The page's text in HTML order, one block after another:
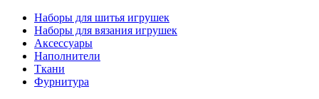
Наборы для шитья игрушек
Наборы для вязания игрушек
Аксессуары
Наполнители
Ткани
Фурнитура